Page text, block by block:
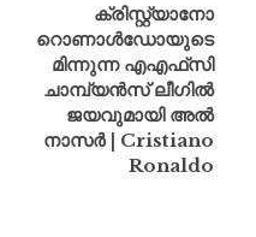
ക്രിസ്റ്റ്യാനോ
റൊണാൾഡോയുടെ
മിന്നുന്ന എഎഫ്‌സി
ചാമ്പ്യൻസ് ലീഗിൽ
ജയവുമായി അൽ
നാസർ | Cristiano
Ronaldo